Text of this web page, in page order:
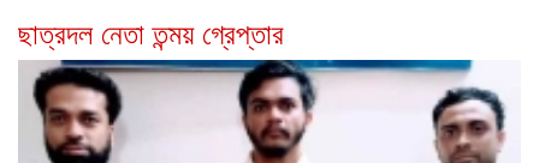
ছাত্রদল নেতা তন্ময় গ্রেপ্তার